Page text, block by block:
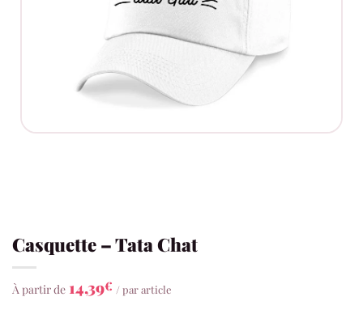
Casquette – Tata Chat
À partir de 14,39€ / par article